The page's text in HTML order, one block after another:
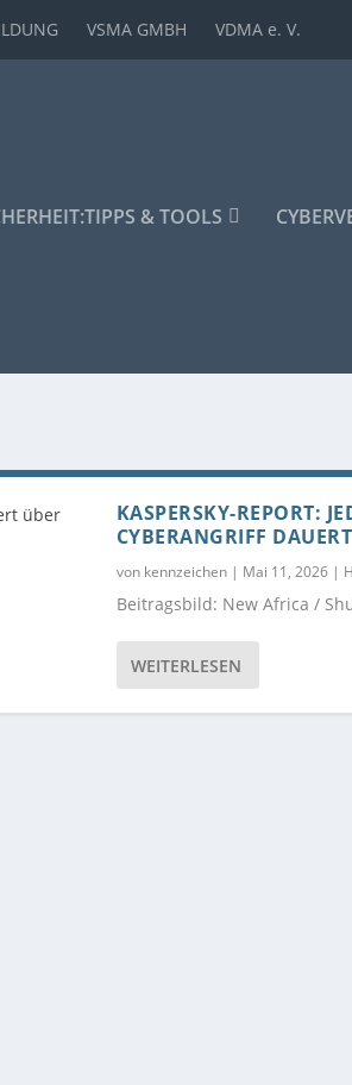
VSMA GMBH VDMA e. V.
TIPPS & TOOLS
KASPERSKY-REPORT:
CYBERANGRIFF
von kennzeichen| Mai 11, 2026|
Beitragsbild: New Africa /
WEITERLESEN